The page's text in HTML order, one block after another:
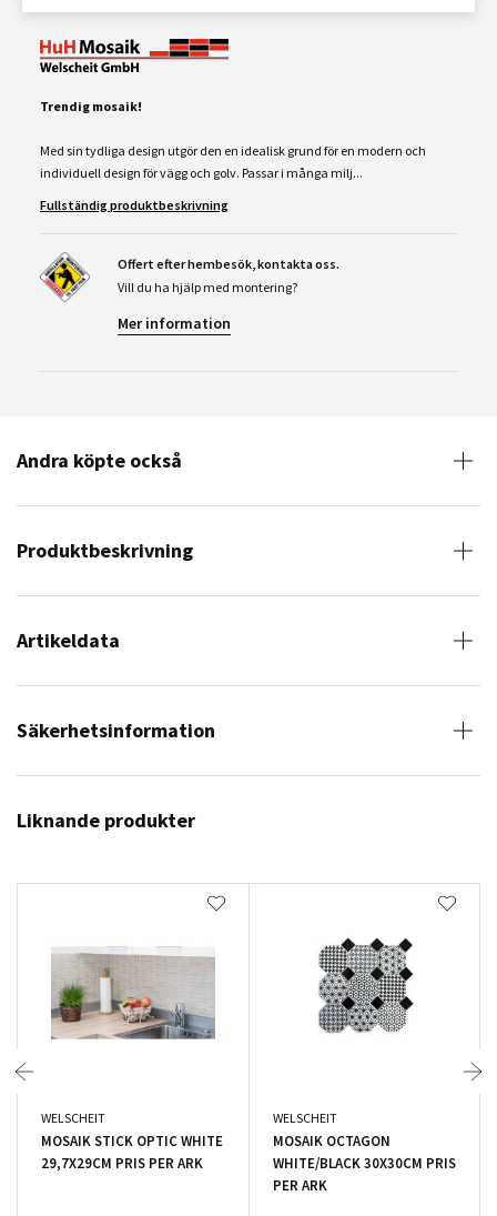
Trendig mosaik!
Med sin tydliga design utgör den en idealisk grund för en modern och
individuell design för vägg och golv. Passar i många milj...
Fullständig produktbeskrivning
Offert efter hembesök, kontakta oss.
Vill du ha hjälp med montering?
Mer information
Andra köpte också
Produktbeskrivning
Artikeldata
Säkerhetsinformation
Liknande produkter
WELSCHEIT
MOSAIK STICK OPTIC WHITE
29,7X29CM PRIS PER ARK
WELSCHEIT
MOSAIK OCTAGON
WHITE/BLACK 30X30CM PRIS
PER ARK